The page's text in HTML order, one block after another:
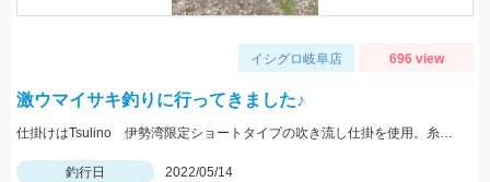
イシグロ岐阜店 696 view
激ウマイサキ釣りに行ってきました♪
仕掛けはTsulino 伊勢湾限定ショートタイプの吹き流し仕掛を使用。糸絡みも少なくオススメです！
釣行日
2022/05/14